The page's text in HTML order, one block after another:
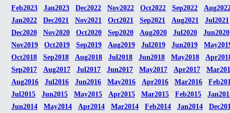
Feb2023
Jan2023 Dec2022 Nov2022 Oct2022 Sep2022
Jan2022
Dec2021 Nov2021 Oct2021 Sep2021 Aug2021
Jul2021
Dec2020
Nov2020 Oct2020 Sep2020 Aug2020 Jul2020
Jun2020
Nov2019
Oct2019 Sep2019 Aug2019 Jul2019 Jun2019
Oct2018
Sep2018 Aug2018 Jul2018 Jun2018 May2018
Sep2017
Aug2017 Jul2017 Jun2017 May2017 Apr2017
Aug2016
Jul2016 Jun2016 May2016 Apr2016 Mar2016
Jul2015
Jun2015 May2015 Apr2015 Mar2015 Feb2015
Jun2014
May2014 Apr2014 Mar2014 Feb2014 Jan2014